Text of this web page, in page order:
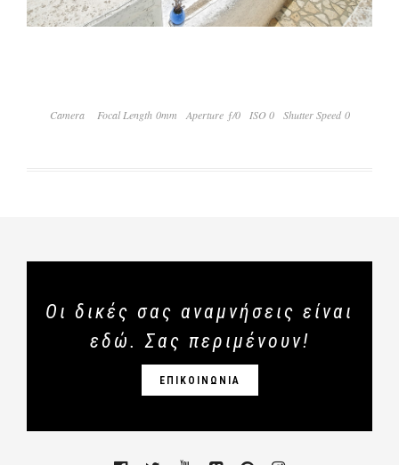
Camera Focal Length 0mm Aperture ƒ/0 ISO 0 Shutter Speed 0
Οι δικές σας αναμνήσεις είναι
εδώ. Σας περιμένουν!
ΕΠΙΚΟΙΝΩΝΙΑ